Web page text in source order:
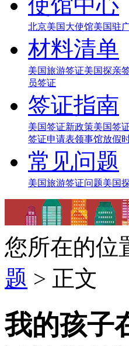
北京美国大使馆美国驻
材料清单
美国旅游签证美国探亲
员签证
签证指南
美国签证新政策美国签
签证申请表领事馆放假
常见问题
美国旅游签证问题美国
您所在的位
题 > 正文
我的孩子